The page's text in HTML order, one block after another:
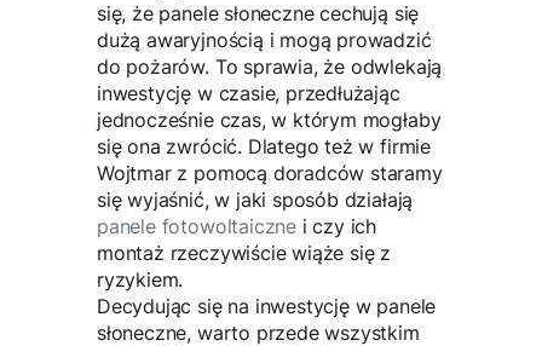
się, że panele słoneczne cechują się
dużą awaryjnością i mogą prowadzić
do pożarów. To sprawia, że odwlekają
inwestycję w czasie, przedłużając
jednocześnie czas, w którym mogłaby
się ona zwrócić. Dlatego też w firmie
Wojtmar z pomocą doradców staramy
się wyjaśnić, w jaki sposób działają
panele fotowoltaiczne i czy ich
montaż rzeczywiście wiąże się z
ryzykiem.
Decydując się na inwestycję w panele
słoneczne, warto przede wszystkim